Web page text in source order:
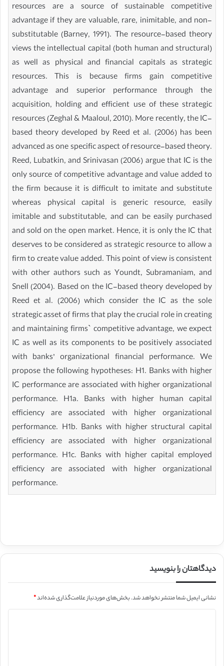
resources are a source of sustainable competitive
advantage if they are valuable, rare, inimitable, and non-
substitutable (Barney, 1991). The resource-based theory
views the intellectual capital (both human and structural)
as well as physical and financial capitals as strategic
resources. This is because firms gain competitive
advantage and superior performance through the
acquisition, holding and efficient use of these strategic
resources (Zeghal & Maaloul, 2010). More recently, the IC-
based theory developed by Reed et al. (2006) has been
advanced as one specific aspect of resource-based theory.
Reed, Lubatkin, and Srinivasan (2006) argue that IC is the
only source of competitive advantage and value added to
the firm because it is difficult to imitate and substitute
whereas physical capital is generic resource, easily
imitable and substitutable, and can be easily purchased
and sold on the open market. Hence, it is only the IC that
deserves to be considered as strategic resource to allow a
firm to create value added. This point of view is consistent
with other authors such as Youndt, Subramaniam, and
Snell (2004). Based on the IC-based theory developed by
Reed et al. (2006) which consider the IC as the sole
strategic asset of firms that play the crucial role in creating
and maintaining firms` competitive advantage, we expect
IC as well as its components to be positively associated
with banks’ organizational financial performance. We
propose the following hypotheses: H1. Banks with higher
IC performance are associated with higher organizational
performance. H1a. Banks with higher human capital
efficiency are associated with higher organizational
performance. H1b. Banks with higher structural capital
efficiency are associated with higher organizational
performance. H1c. Banks with higher capital employed
efficiency are associated with higher organizational
performance.
دیدگاهتان را بنویسید
نشانی ایمیل شما منتشر نخواهد شد.بخش‌های موردنیاز علامت‌گذاری شده‌اند*